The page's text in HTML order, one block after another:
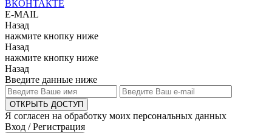
ВКОНТАКТЕ
E-MAIL
Назад
нажмите кнопку ниже
Назад
нажмите кнопку ниже
Назад
Введите данные ниже
ОТКРЫТЬ ДОСТУП
Я согласен на обработку моих персональных данных
Вход / Регистрация